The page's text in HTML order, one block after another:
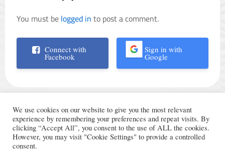
You must belogged into post a comment.
Connect with
Facebook
Sign in with
Google
© Trading Arabic 2024
الأحكام والشروط
We use cookies on our website to give you the most relevant
experience by remembering your preferences and repeat visits. By
clicking “Accept All”, you consent to the use of ALL the cookies.
However, you may visit "Cookie Settings" to provide a controlled
consent.